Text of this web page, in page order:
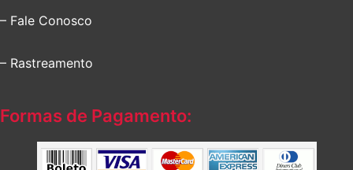
– Fale Conosco
– Rastreamento
Formas de Pagamento: